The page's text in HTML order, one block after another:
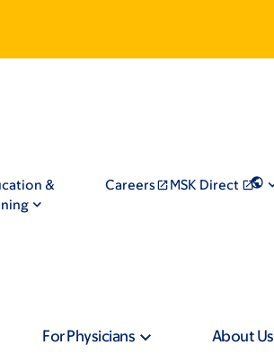
&
Careers MSK Direct
For Physicians About Us